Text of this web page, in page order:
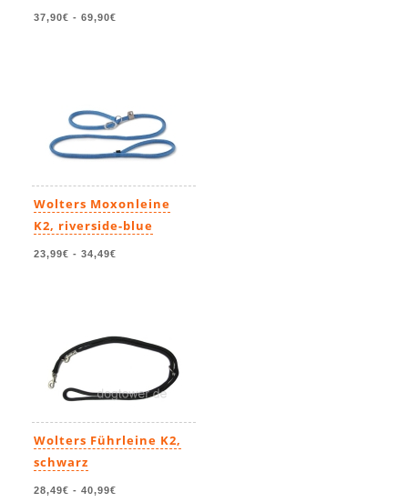
37,90€ - 69,90€
Wolters Moxonleine
K2, riverside-blue
23,99€ - 34,49€
Wolters Führleine K2,
schwarz
28,49€ - 40,99€